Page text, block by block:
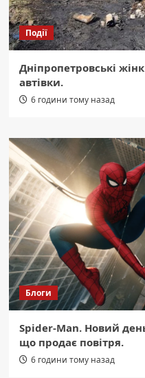
Події
Дніпропетровські
автівки.
6 години тому назад
Блоги
Spider-Man. Новий
що продає повітря.
6 години тому назад